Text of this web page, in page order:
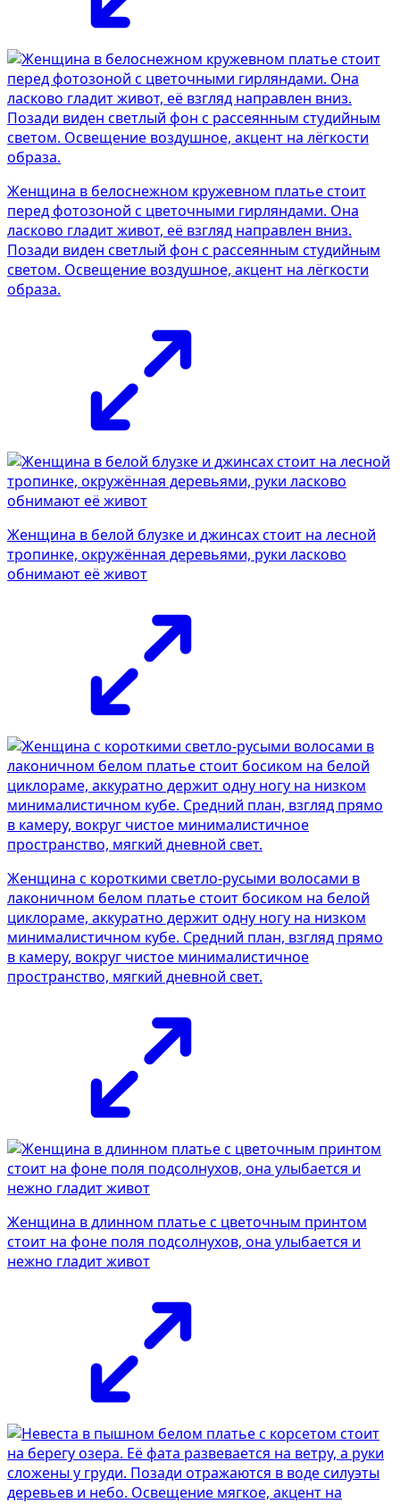
Женщина в белоснежном кружевном платье стоит
перед фотозоной с цветочными гирляндами. Она
ласково гладит живот, её взгляд направлен вниз.
Позади виден светлый фон с рассеянным студийным
светом. Освещение воздушное, акцент на лёгкости
образа.
Женщина в белой блузке и джинсах стоит на лесной
тропинке, окружённая деревьями, руки ласково
обнимают её живот
Женщина с короткими светло-русыми волосами в
лаконичном белом платье стоит босиком на белой
циклораме, аккуратно держит одну ногу на низком
минималистичном кубе. Средний план, взгляд прямо
в камеру, вокруг чистое минималистичное
пространство, мягкий дневной свет.
Женщина в длинном платье с цветочным принтом
стоит на фоне поля подсолнухов, она улыбается и
нежно гладит живот